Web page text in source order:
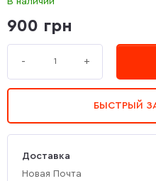
900 грн
- +
БЫСТРЫЙ
Доставка
Новая Почта